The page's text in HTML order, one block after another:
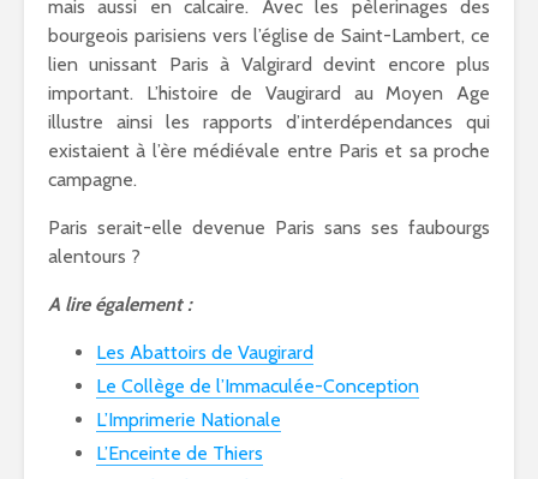
mais aussi en calcaire. Avec les pèlerinages des
bourgeois parisiens vers l’église de Saint-Lambert, ce
lien unissant Paris à Valgirard devint encore plus
important. L’histoire de Vaugirard au Moyen Age
illustre ainsi les rapports d’interdépendances qui
existaient à l’ère médiévale entre Paris et sa proche
campagne.
Paris serait-elle devenue Paris sans ses faubourgs
alentours ?
A lire également :
Les Abattoirs de Vaugirard
Le Collège de l’Immaculée-Conception
L’Imprimerie Nationale
L’Enceinte de Thiers